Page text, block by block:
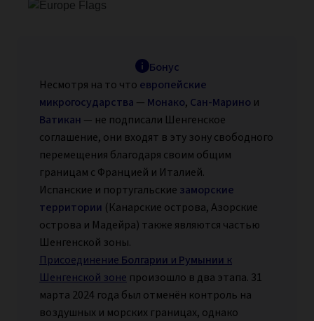
Бонус
Несмотря на то что европейские
микрогосударства — Монако, Сан-Марино и
Ватикан — не подписали Шенгенское
соглашение, они входят в эту зону свободного
перемещения благодаря своим общим
границам с Францией и Италией.
Испанские и португальские заморские
территории (Канарские острова, Азорские
острова и Мадейра) также являются частью
Шенгенской зоны.
Присоединение Болгарии и Румынии к
Шенгенской зоне произошло в два этапа. 31
марта 2024 года был отменён контроль на
воздушных и морских границах, однако